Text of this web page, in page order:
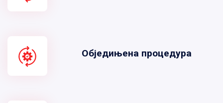
Обједињена процедура